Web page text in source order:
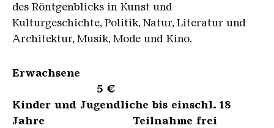
des Röntgenblicks in Kunst und
Kulturgeschichte, Politik, Natur, Literatur und
Architektur, Musik, Mode und Kino.
Erwachsene
5 €
Kinder und Jugendliche bis einschl. 18
Jahre Teilnahme frei